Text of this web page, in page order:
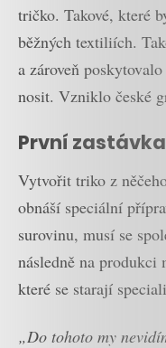
tričko. Takové, které
běžných textiliích.
a zároveň
nosit. Vzniklo české
První
Vytvořit triko z
obnáší speciální
surovinu, musí se
následně na produkci
které se starají
„Do tohoto my